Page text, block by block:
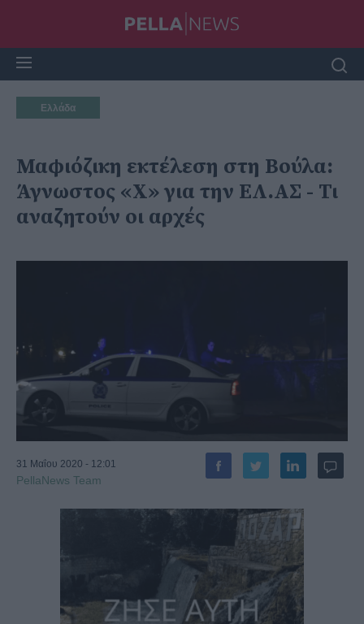
Ελλάδα
Μαφιόζικη εκτέλεση στη Βούλα:
Άγνωστος «Χ» για την ΕΛ.ΑΣ - Τι
αναζητούν οι αρχές
31 Μαΐου 2020 - 12:01
PellaNews Team